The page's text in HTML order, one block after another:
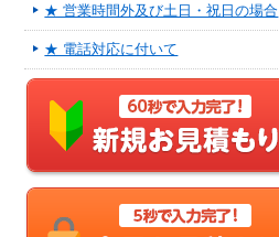
★ 営業時間外及び土日・祝日の場合
★ 電話対応に付いて